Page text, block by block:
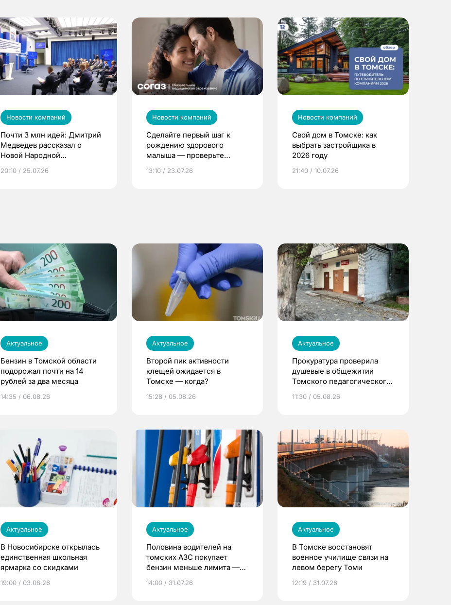
Новости компаний
Почти 3 млн идей: Дмитрий
Медведев рассказал о
Новой Народной
20:10 / 25.07.26
Новости компаний
Сделайте первый шаг к
рождению здорового
малыша — проверьте
по ОМС!
13:10 / 23.07.26
Новости компаний
Свой дом в Томске: как
выбрать застройщика в
2026 году
21:40 / 10.07.26
Актуальное
Бензин в Томской области
подорожал почти на 14
рублей за два месяца
14:35 / 06.08.26
Актуальное
Второй пик активности
клещей ожидается в
Томске — когда?
15:28 / 05.08.26
Актуальное
Прокуратура проверила
душевые в общежитии
Томского педагогического
11:30 / 05.08.26
Актуальное
В Новосибирске открылась
единственная школьная
ярмарка со скидками
19:00 / 03.08.26
Актуальное
Половина водителей на
томских АЗС покупает
бензин меньше лимита —
14:00 / 31.07.26
Актуальное
В Томске восстановят
военное училище связи на
левом берегу Томи
12:19 / 31.07.26